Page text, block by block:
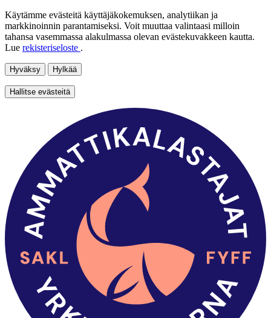
Käytämme evästeitä käyttäjäkokemuksen, analytiikan ja
markkinoinnin parantamiseksi. Voit muuttaa valintaasi milloin
tahansa vasemmassa alakulmassa olevan evästekuvakkeen kautta.
Lue rekisteriseloste .
Hyväksy Hylkää
Hallitse evästeitä